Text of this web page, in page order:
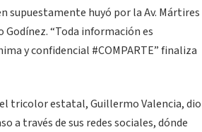
supuestamente huyó por la Av. Mártires
Godínez. “Toda información es
y confidencial #COMPARTE” finaliza
tricolor estatal, Guillermo Valencia, dio
a través de sus redes sociales, dónde